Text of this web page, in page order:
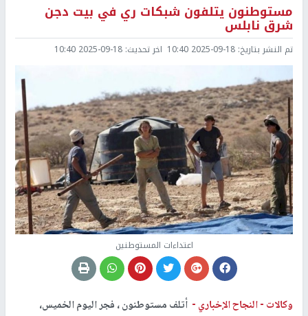
مستوطنون يتلفون شبكات ري في بيت دجن
شرق نابلس
تم النشر بتاريخ: 2025-09-18 10:40 اخر تحديث: 2025-09-18 10:40
اعتداءات المستوطنين
وكالات -النجاح الإخباري - أتلف مستوطنون ، فجر اليوم الخميس،